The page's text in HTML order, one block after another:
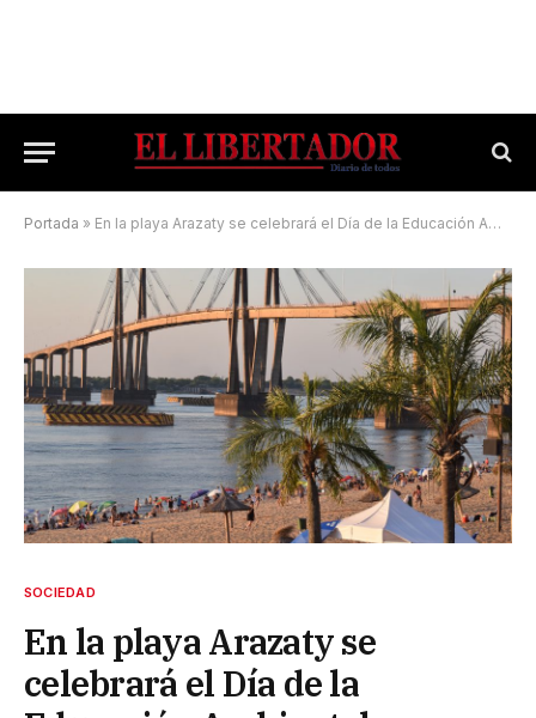
Portada » En la playa Arazaty se celebrará el Día de la Educación Ambiental, con juegos y talleres
SOCIEDAD
En la playa Arazaty se
celebrará el Día de la